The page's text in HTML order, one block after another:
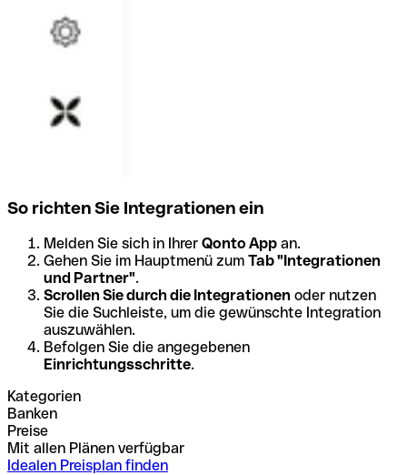
So richten Sie Integrationen ein
Melden Sie sich in Ihrer Qonto App an.
Gehen Sie im Hauptmenü zum Tab "Integrationen
und Partner".
Scrollen Sie durch die Integrationen oder nutzen
Sie die Suchleiste, um die gewünschte Integration
auszuwählen.
Befolgen Sie die angegebenen
Einrichtungsschritte.
Kategorien
Banken
Preise
Mit allen Plänen verfügbar
Idealen Preisplan finden